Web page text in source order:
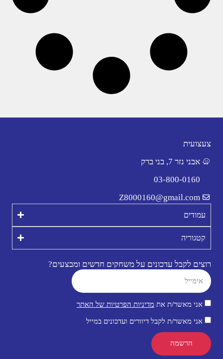
צעצועית
אבני נזר 7, בני ברק
03-800-0160
Z8000160@gmail.com
עמודים
קטגוריה
רוצים לקבל עדכונים על משחקים חדשים ומבצעים?
אני מאשר/ת את מדיניות הפרטיות של האתר
אני מאשר/ת לקבל דיוורים ועדכונים במייל
הרשמה